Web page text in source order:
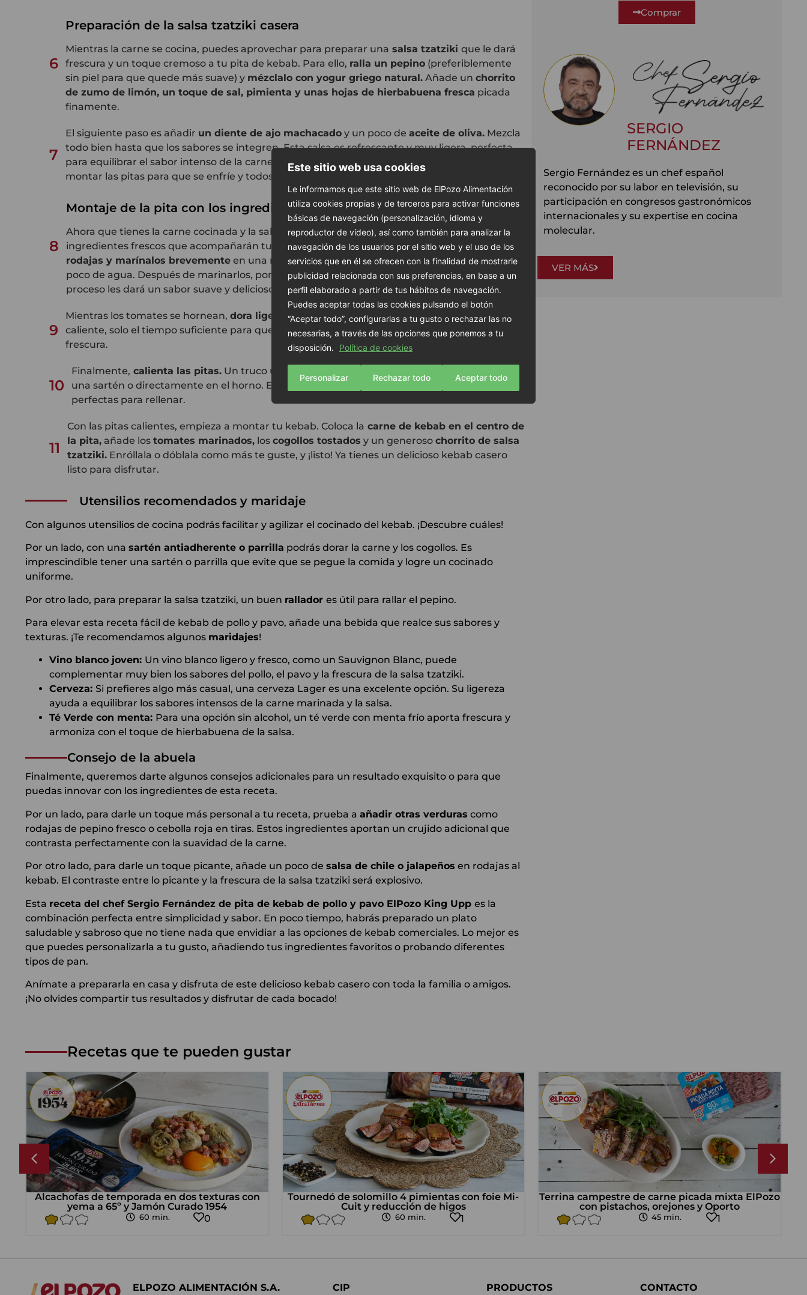
Este sitio web usa cookies
Le informamos que este sitio web de ElPozo Alimentación
utiliza cookies propias y de terceros para activar funciones
básicas de navegación (personalización, idioma y
reproductor de vídeo), así como también para analizar la
navegación de los usuarios por el sitio web y el uso de los
servicios que en él se ofrecen con la finalidad de mostrarle
publicidad relacionada con sus preferencias, en base a un
perfil elaborado a partir de tus hábitos de navegación.
Puedes aceptar todas las cookies pulsando el botón
“Aceptar todo”, configurarlas a tu gusto o rechazar las no
necesarias, a través de las opciones que ponemos a tu
disposición.
Política de cookies
Personalizar Rechazar todo Aceptar todo
6
Preparación de la salsa tzatziki casera
Mientras la carne se cocina, puedes aprovechar para preparar una salsa tzatziki que le dará
frescura y un toque cremoso a tu pita de kebab. Para ello, ralla un pepino (preferiblemente
sin piel para que quede más suave) y mézclalo con yogur griego natural. Añade un chorrito
de zumo de limón, un toque de sal, pimienta y unas hojas de hierbabuena fresca picada
finamente.
7
El siguiente paso es añadir un diente de ajo machacado y un poco de aceite de oliva. Mezcla
todo bien hasta que los sabores se integren. Esta salsa es refrescante y muy ligera, perfecta
para equilibrar el sabor intenso de la carne.
Déjala reposar en la nevera hasta el momento de
montar las pitas para que se enfríe y todos los sabores se mezclen aún más.
8
Montaje de la pita con los ingredientes frescos
Ahora que tienes la carne cocinada y la salsa lista, es el momento de preparar los demás
ingredientes frescos que acompañarán tu kebab. Pela unos tomates maduros, córtalos en
rodajas y marínalos brevemente en una mezcla de salsa de soja, vinagre de arroz, miso y un
poco de agua. Después de marinarlos, ponlos en el horno a130ºC durante 40 minutos.Este
proceso les dará un sabor suave y delicioso.
9
Mientras los tomates se hornean, dora ligeramente unos cogollos de lechuga en una sartén
caliente, solo el tiempo suficiente para que adquieran un toque tostado sin que pierdan su
frescura.
10
Finalmente, calienta las pitas. Un truco útil es mojarlas ligeramente antes de calentarlas en
una sartén o directamente en el horno. Esto hará que queden suaves y esponjosas,
perfectas para rellenar.
11
Con las pitas calientes, empieza a montar tu kebab. Coloca la carne de kebab en el centro de
la pita, añade los tomates marinados, los cogollos tostados y un generoso chorrito de salsa
tzatziki. Enróllala o dóblala como más te guste, y ¡listo! Ya tienes un delicioso kebab casero
listo para disfrutar.
Utensilios recomendados y maridaje
Con algunos utensilios de cocina podrás facilitar y agilizar el cocinado del kebab. ¡Descubre cuáles!
Por un lado, con una sartén antiadherente o parrilla podrás dorar la carne y los cogollos. Es
imprescindible tener una sartén o parrilla que evite que se pegue la comida y logre un cocinado
uniforme.
Por otro lado, para preparar la salsa tzatziki, un buen rallador es útil para rallar el pepino.
Para elevar esta receta fácil de kebab de pollo y pavo, añade una bebida que realce sus sabores y
texturas. ¡Te recomendamos algunos maridajes!
Vino blanco joven: Un vino blanco ligero y fresco, como un Sauvignon Blanc, puede
complementar muy bien los sabores del pollo, el pavo y la frescura de la salsa tzatziki.
Cerveza: Si prefieres algo más casual, una cerveza Lager es una excelente opción. Su ligereza
ayuda a equilibrar los sabores intensos de la carne marinada y la salsa.
Té Verde con menta: Para una opción sin alcohol, un té verde con menta frío aporta frescura y
armoniza con el toque de hierbabuena de la salsa.
Consejo de la abuela
Finalmente, queremos darte algunos consejos adicionales para un resultado exquisito o para que
puedas innovar con los ingredientes de esta receta.
Por un lado, para darle un toque más personal a tu receta, prueba a añadir otras verduras como
rodajas de pepino fresco o cebolla roja en tiras. Estos ingredientes aportan un crujido adicional que
contrasta perfectamente con la suavidad de la carne.
Por otro lado, para darle un toque picante, añade un poco de salsa de chile o jalapeños en rodajas al
kebab. El contraste entre lo picante y la frescura de la salsa tzatziki será explosivo.
Esta receta del chef Sergio Fernández de pita de kebab de pollo y pavo ElPozo King Upp es la
combinación perfecta entre simplicidad y sabor. En poco tiempo, habrás preparado un plato
saludable y sabroso que no tiene nada que envidiar a las opciones de kebab comerciales. Lo mejor es
que puedes personalizarla a tu gusto, añadiendo tus ingredientes favoritos o probando diferentes
tipos de pan.
Anímate a prepararla en casa y disfruta de este delicioso kebab casero con toda la familia o amigos.
¡No olvides compartir tus resultados y disfrutar de cada bocado!
Comprar
SERGIO
FERNÁNDEZ
Sergio Fernández es un chef español
reconocido por su labor en televisión, su
participación en congresos gastronómicos
internacionales y su expertise en cocina
molecular.
VER MÁS
Recetas que te pueden gustar
Alcachofas de temporada en dos texturas con
yema a 65º y Jamón Curado 1954
60 min. 0
Tournedó de solomillo 4 pimientas con foie Mi-
Cuit y reducción de higos
60 min. 1
Terrina campestre de carne picada mixta ElPozo
con pistachos, orejones y Oporto
45 min. 1
ELPOZO ALIMENTACIÓN S.A.
CIP
PRODUCTOS
CONTACTO